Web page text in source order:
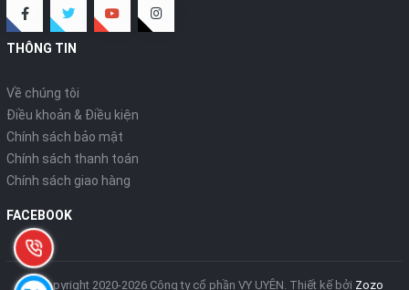
THÔNG TIN
Về chúng tôi
Điều khoản & Điều kiện
Chính sách bảo mật
Chính sách thanh toán
Chính sách giao hàng
FACEBOOK
© Copyright 2020-2026 Công ty cổ phần VY UYÊN. Thiết kế bởi Zozo